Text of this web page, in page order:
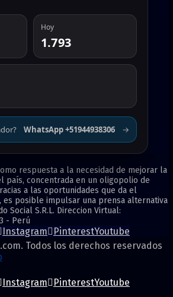
Hoy
1.793
WhatsApp +51944938306 →
respuesta a la necesidad de mejorar la
país, concentrada en un oligopolio de
a las oportunidades que da el
posible impulsar una prensa alternativa
Social S.R.L. Direccion Virtual:
- Perú
Instagram PinterestYoutube
Todos los derechos reservados
Instagram PinterestYoutube